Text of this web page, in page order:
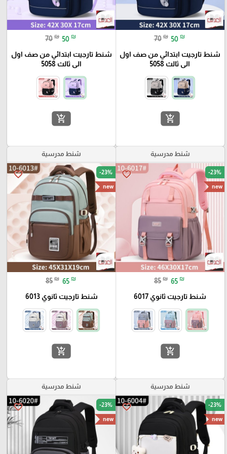
70 ₪ 50 ₪
شنط تارجيت ابتدائي من صف اول
الى ثالث 5058
add_shopping_cart
70 ₪ 50 ₪
شنط تارجيت ابتدائي من صف اول
الى ثالث 5058
add_shopping_cart
شنط مدرسية
favorite_border -23%
new
85 ₪ 65 ₪
شنط تارجيت ثانوي 6017
add_shopping_cart
شنط مدرسية
favorite_border -23%
new
85 ₪ 65 ₪
شنط تارجيت ثانوي 6013
add_shopping_cart
شنط مدرسية
favorite_border -23%
new
شنط مدرسية
favorite_border -23%
new